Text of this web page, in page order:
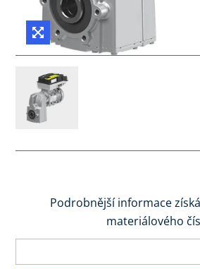
Podrobnější informace
materiálového